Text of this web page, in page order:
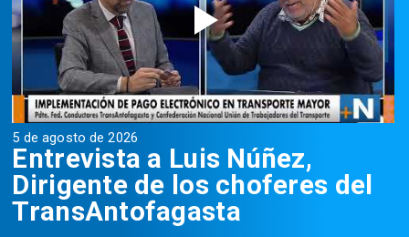
5 de agosto de 2026
Entrevista a Luis Núñez,
Dirigente de los choferes del
TransAntofagasta